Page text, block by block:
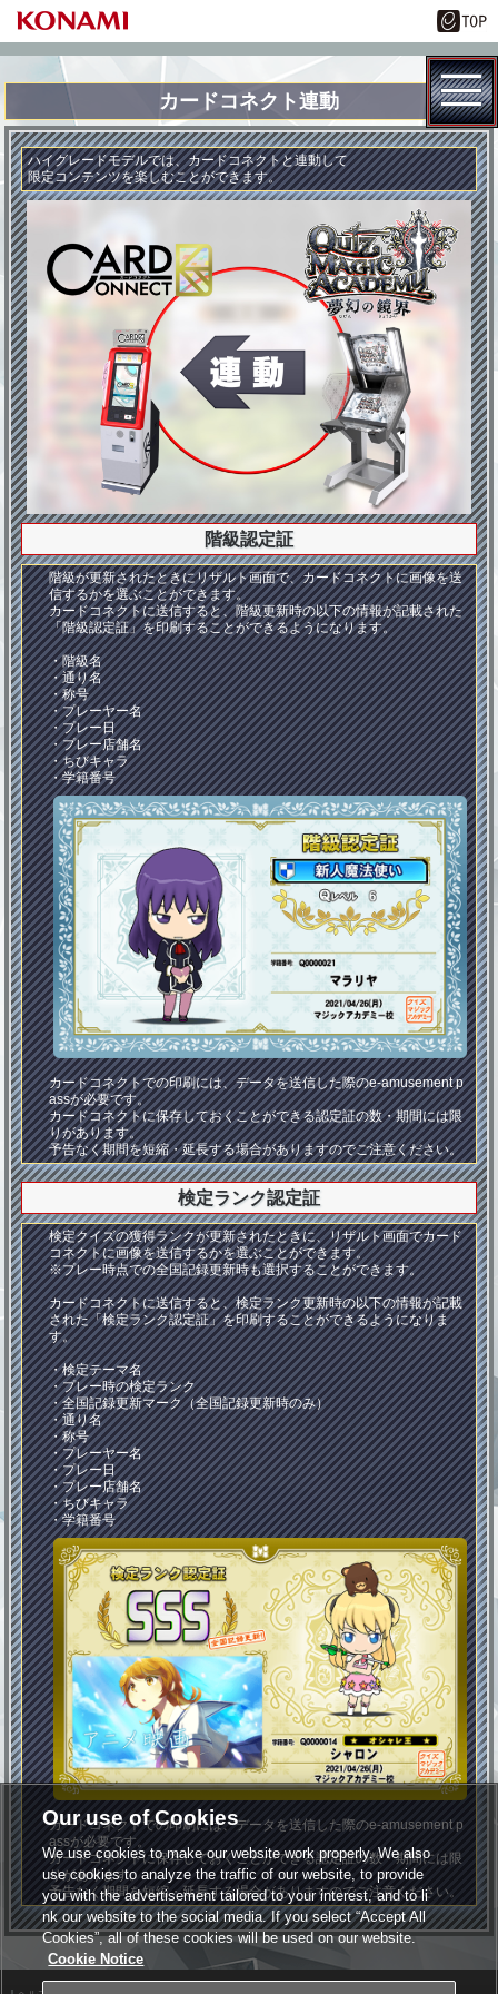
カードコネクト連動
ハイグレードモデルでは、カードコネクトと連動して
限定コンテンツを楽しむことができます。
階級認定証
階級が更新されたときにリザルト画面で、カードコネクトに画像を送
信するかを選ぶことができます。
カードコネクトに送信すると、階級更新時の以下の情報が記載された
「階級認定証」を印刷することができるようになります。
・階級名
・通り名
・称号
・プレーヤー名
・プレー日
・プレー店舗名
・ちびキャラ
・学籍番号
カードコネクトでの印刷には、データを送信した際のe-amusement p
assが必要です。
カードコネクトに保存しておくことができる認定証の数・期間には限
りがあります。
予告なく期間を短縮・延長する場合がありますのでご注意ください。
検定ランク認定証
検定クイズの獲得ランクが更新されたときに、リザルト画面でカード
コネクトに画像を送信するかを選ぶことができます。
※プレー時点での全国記録更新時も選択することができます。
カードコネクトに送信すると、検定ランク更新時の以下の情報が記載
された「検定ランク認定証」を印刷することができるようになりま
す。
・検定テーマ名
・プレー時の検定ランク
・全国記録更新マーク（全国記録更新時のみ）
・通り名
・称号
・プレーヤー名
・プレー日
・プレー店舗名
・ちびキャラ
・学籍番号
カードコネクトでの印刷には、データを送信した際のe-amusement p
assが必要です。
カードコネクトに保存しておくことができる認定証の数・期間には限
りがあります。
予告なく期間を短縮・延長する場合がありますのでご注意ください。
Our use of Cookies
We use cookies to make our website work properly. We also
use cookies to analyze the traffic of our website, to provide
you with the advertisement tailored to your interest, and to li
nk our website to the social media. If you select “Accept All
Cookies”, all of these cookies will be used on our website.
Cookie Notice